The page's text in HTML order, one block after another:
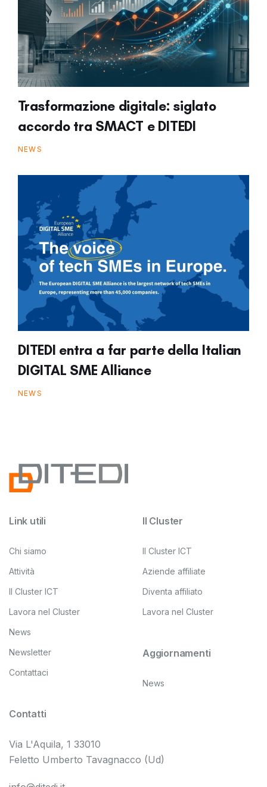
Trasformazione digitale: siglato
accordo tra SMACT e DITEDI
NEWS
DITEDI entra a far parte della Italian
DIGITAL SME Alliance
NEWS
Link utili
Chi siamo
Attività
Il Cluster ICT
Lavora nel Cluster
News
Newsletter
Contattaci
Il Cluster
Il Cluster ICT
Aziende affiliate
Diventa affiliato
Lavora nel Cluster
Aggiornamenti
News
Contatti
Via L'Aquila, 1 33010
Feletto Umberto Tavagnacco (Ud)